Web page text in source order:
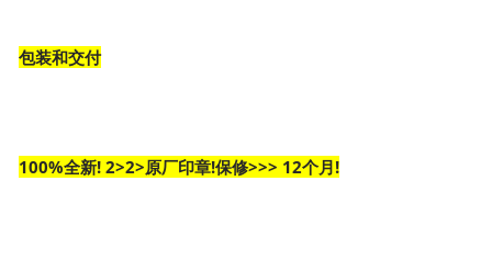
包装和交付
100%全新! 2>2>原厂印章!保修>>> 12个月!